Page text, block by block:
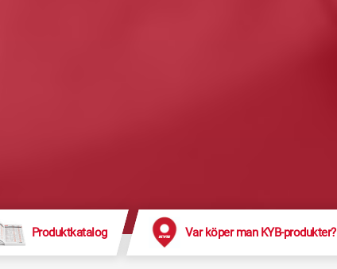
Produktkatalog Var köper man KYB-produkter?